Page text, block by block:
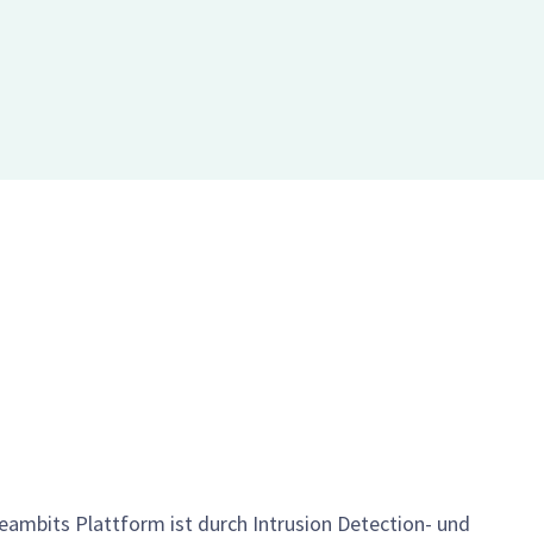
Plattform ist durch Intrusion Detection- und